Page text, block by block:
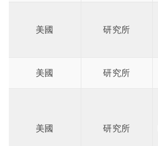
美國 研究所
美國 研究所
美國 研究所